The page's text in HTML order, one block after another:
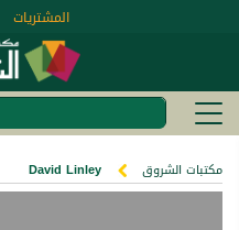
المشتريات
مكتبات الشروق David Linley